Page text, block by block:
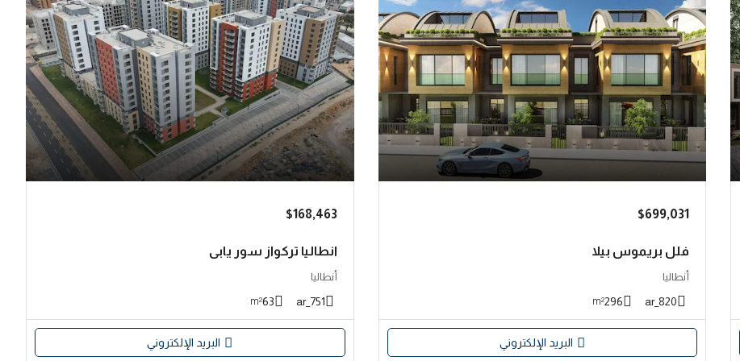
$699,031
فلل بريموس بيلا
أنطاليا
820_ar
296
m²
البريد الإلكتروني
$168,463
انطاليا تركواز سور يابي
أنطاليا
751_ar
63
m²
البريد الإلكتروني